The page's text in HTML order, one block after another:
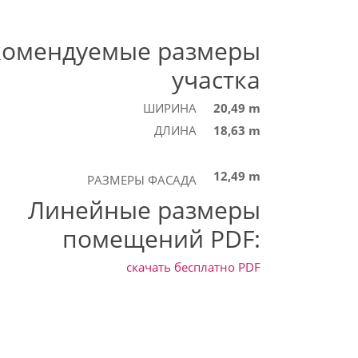
размеры
участка
ШИРИНА
20,49 m
ДЛИНА
18,63 m
РАЗМЕРЫ ФАСАДА 12,49 m
Линейные размеры
помещений PDF:
скачать бесплатно PDF